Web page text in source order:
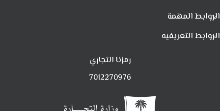
الروابط المهمة
الروابط التعريفيه
رمزنا التجاري
7012270976